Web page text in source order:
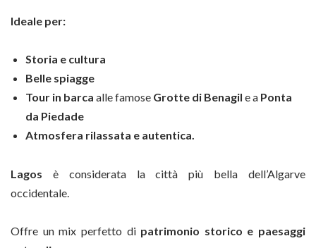
Ideale per:
Storia e cultura
Belle spiagge
Tour in barca alle famose Grotte di Benagil e a Ponta
da Piedade
Atmosfera rilassata e autentica.
Lagos è considerata la città più bella dell’Algarve
occidentale.
Offre un mix perfetto di patrimonio storico e paesaggi